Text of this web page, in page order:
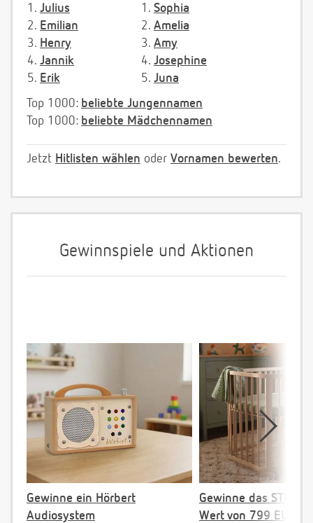
1. Julius
2. Emilian
3. Henry
4. Jannik
5. Erik
1. Sophia
2. Amelia
3. Amy
4. Josephine
5. Juna
Top 1000: beliebte Jungennamen
Top 1000: beliebte Mädchennamen
Jetzt Hitlisten wählen oder Vornamen bewerten.
Gewinnspiele und Aktionen
Gewinne ein Hörbert
Audiosystem
Gewinne das
Wert von 799 EUR